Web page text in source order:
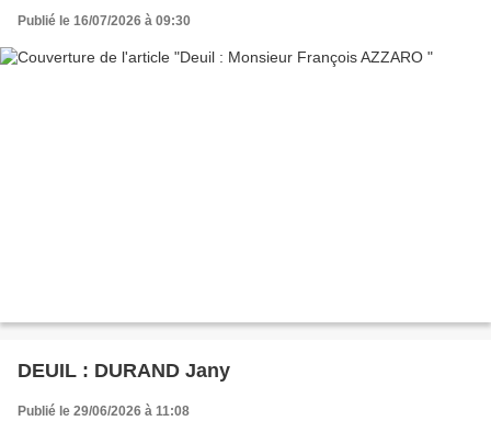
Publié le 16/07/2026 à 09:30
DEUIL : DURAND Jany
Publié le 29/06/2026 à 11:08